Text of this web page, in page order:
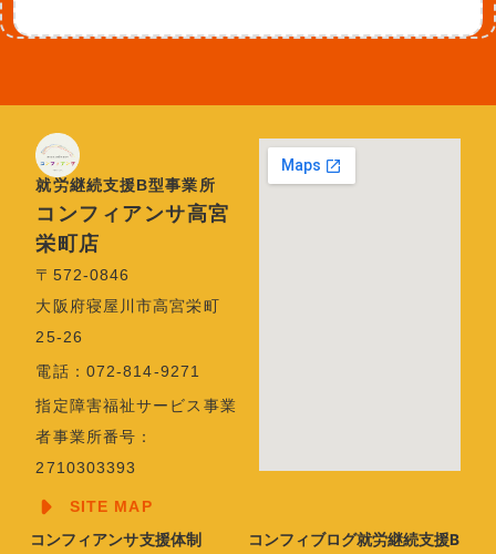
就労継続支援B型事業所
コンフィアンサ高宮
栄町店
〒572-0846
大阪府寝屋川市高宮栄町
25-26
電話：072-814-9271
指定障害福祉サービス事業
者事業所番号：
2710303393
SITE MAP
コンフィアンサ支援体制 コンフィブログ就労継続支援B